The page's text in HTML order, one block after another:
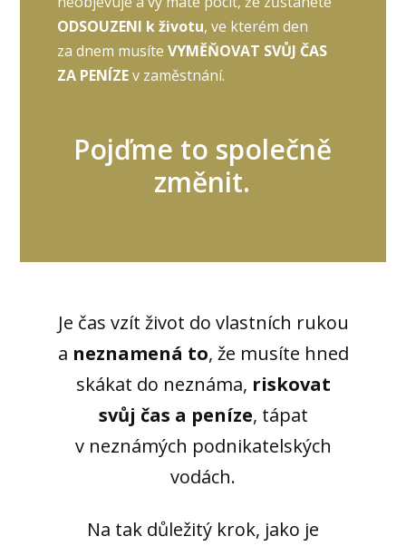
ODSOUZENI k životu, ve kterém den
za dnem musíte VYMĚŇOVAT SVŮJ ČAS
ZA PENÍZEv zaměstnání.
Pojďme to společně
změnit.
Je čas vzít život do vlastních rukou
a neznamená to, že musíte hned
skákat do neznáma, riskovat
svůj čas a peníze, tápat
v neznámých podnikatelských
vodách.
Na tak důležitý krok, jako je